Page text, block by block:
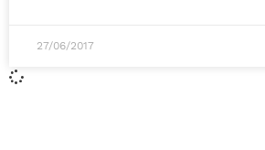
27/06/2017